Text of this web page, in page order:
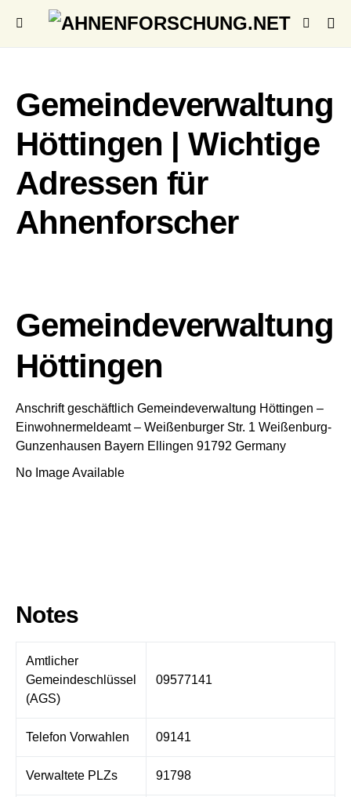
Gemeindeverwaltung
Höttingen | Wichtige
Adressen für
Ahnenforscher
Gemeindeverwaltung
Höttingen
Anschrift geschäftlich Gemeindeverwaltung Höttingen –
Einwohnermeldeamt – Weißenburger Str. 1 Weißenburg-
Gunzenhausen Bayern Ellingen 91792 Germany
No Image Available
Notes
Amtlicher
Gemeindeschlüssel
(AGS)
09577141
Telefon Vorwahlen 09141
Verwaltete PLZs 91798